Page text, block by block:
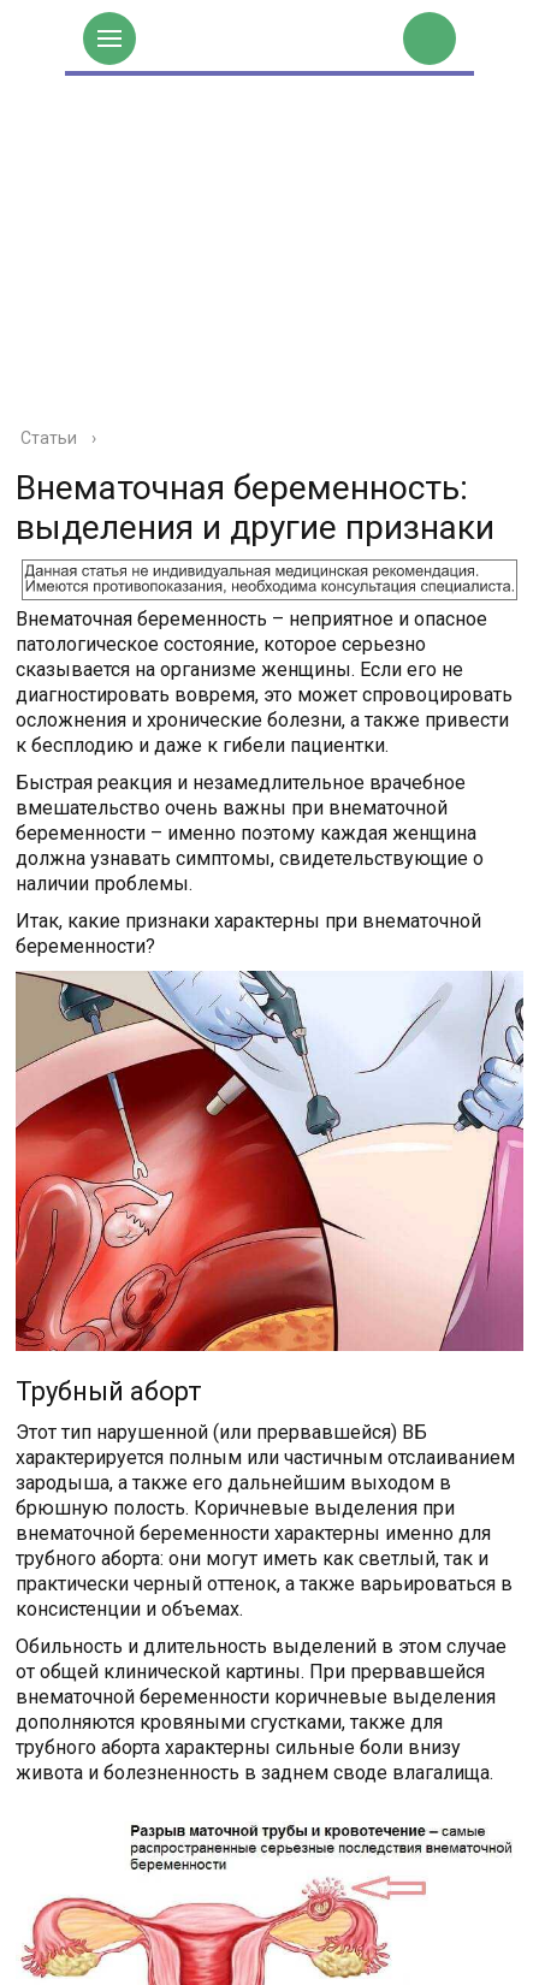
Статьи ›
Внематочная беременность:
выделения и другие признаки
Внематочная беременность – неприятное и опасное
патологическое состояние, которое серьезно
сказывается на организме женщины. Если его не
диагностировать вовремя, это может спровоцировать
осложнения и хронические болезни, а также привести
к бесплодию и даже к гибели пациентки.
Быстрая реакция и незамедлительное врачебное
вмешательство очень важны при внематочной
беременности – именно поэтому каждая женщина
должна узнавать симптомы, свидетельствующие о
наличии проблемы.
Итак, какие признаки характерны при внематочной
беременности?
Трубный аборт
Этот тип нарушенной (или прервавшейся) ВБ
характерируется полным или частичным отслаиванием
зародыша, а также его дальнейшим выходом в
брюшную полость. Коричневые выделения при
внематочной беременности характерны именно для
трубного аборта: они могут иметь как светлый, так и
практически черный оттенок, а также варьироваться в
консистенции и объемах.
Обильность и длительность выделений в этом случае
от общей клинической картины. При прервавшейся
внематочной беременности коричневые выделения
дополняются кровяными сгустками, также для
трубного аборта характерны сильные боли внизу
живота и болезненность в заднем своде влагалища.